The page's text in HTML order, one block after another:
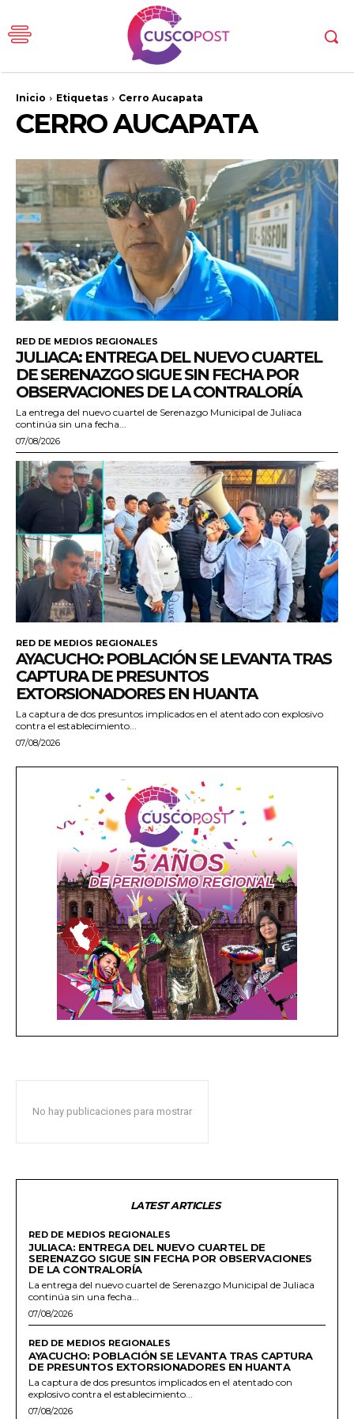
Inicio Etiquetas Cerro Aucapata
CERRO AUCAPATA
RED DE MEDIOS REGIONALES
JULIACA: ENTREGA DEL NUEVO CUARTEL
DE SERENAZGO SIGUE SIN FECHA POR
OBSERVACIONES DE LA CONTRALORÍA
La entrega del nuevo cuartel de Serenazgo Municipal de Juliaca
continúa sin una fecha...
07/08/2026
RED DE MEDIOS REGIONALES
AYACUCHO: POBLACIÓN SE LEVANTA TRAS
CAPTURA DE PRESUNTOS
EXTORSIONADORES EN HUANTA
La captura de dos presuntos implicados en el atentado con explosivo
contra el establecimiento...
07/08/2026
No hay publicaciones para mostrar
LATEST ARTICLES
RED DE MEDIOS REGIONALES
JULIACA: ENTREGA DEL NUEVO CUARTEL DE
SERENAZGO SIGUE SIN FECHA POR OBSERVACIONES
DE LA CONTRALORÍA
La entrega del nuevo cuartel de Serenazgo Municipal de Juliaca
continúa sin una fecha...
07/08/2026
RED DE MEDIOS REGIONALES
AYACUCHO: POBLACIÓN SE LEVANTA TRAS CAPTURA
DE PRESUNTOS EXTORSIONADORES EN HUANTA
La captura de dos presuntos implicados en el atentado con
explosivo contra el establecimiento...
07/08/2026